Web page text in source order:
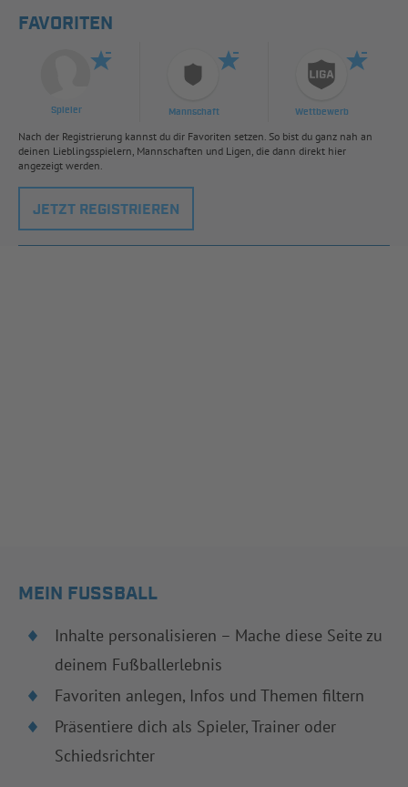
FAVORITEN
Spieler Mannschaft Wettbewerb
Nach der Registrierung kannst du dir Favoriten setzen. So bist du ganz nah an
deinen Lieblingsspielern, Mannschaften und Ligen, die dann direkt hier
angezeigt werden.
JETZT REGISTRIEREN
MEIN FUSSBALL
Inhalte personalisieren – Mache diese Seite zu
deinem Fußballerlebnis
Favoriten anlegen, Infos und Themen filtern
Präsentiere dich als Spieler, Trainer oder
Schiedsrichter